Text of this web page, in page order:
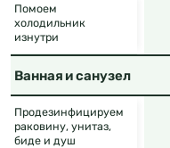
Помоем
холодильник
изнутри
Ванная и санузел
Продезинфицируем
раковину, унитаз,
биде и душ